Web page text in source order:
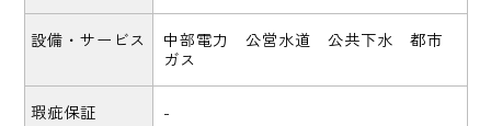
設備・サービス
中部電力 公営水道 公共下水 都市
ガス
瑕疵保証 -